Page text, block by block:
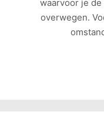
waarvoor je
overwegen.